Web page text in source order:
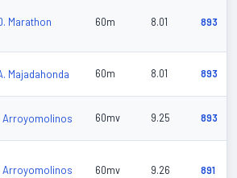
Marathon 60m 8.01 893
Majadahonda 60m 8.01 893
Arroyomolinos 60mv 9.25 893
Arroyomolinos 60mv 9.26 891